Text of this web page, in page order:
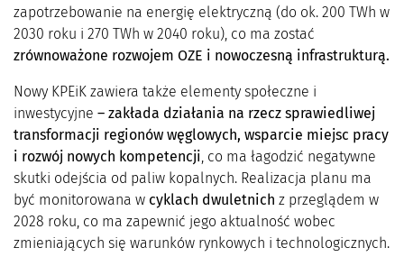
zapotrzebowanie na energię elektryczną (do ok. 200 TWh w
2030 roku i 270 TWh w 2040 roku), co ma zostać
zrównoważone rozwojem OZE i nowoczesną infrastrukturą.
Nowy KPEiK zawiera także elementy społeczne i
inwestycyjne – zakłada działania na rzecz sprawiedliwej
transformacji regionów węglowych, wsparcie miejsc pracy
i rozwój nowych kompetencji, co ma łagodzić negatywne
skutki odejścia od paliw kopalnych. Realizacja planu ma
być monitorowana w cyklach dwuletnich z przeglądem w
2028 roku, co ma zapewnić jego aktualność wobec
zmieniających się warunków rynkowych i technologicznych.